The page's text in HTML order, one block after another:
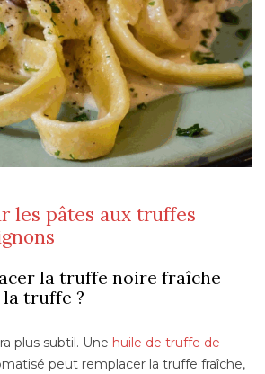
les pâtes aux truffes
la truffe noire fraîche
la truffe ?
plus subtil. Une huile de truffe de
peut remplacer la truffe fraîche,